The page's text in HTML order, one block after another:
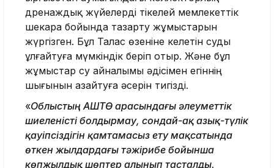
дренаждық жүйелерді тікелей мемлекеттік
шекара бойында тазарту жұмыстарын
жүргізген. Бұл Талас өзеніне келетін суды
ұлғайтуға мүмкіндік беріп отыр. Және бұл
жұмыстар су айналымы әдісімен егіннің
шығынын азайтуға әсерін тигізді.
«Облыстың АШТӨ арасындағы әлеуметтік
шиеленісті болдырмау, сондай-ақ азық-түлік
қауіпсіздігін қамтамасыз ету мақсатында
өткен жылдардағы тәжірибе бойынша
көпжылдық шөптер алынып тасталды.